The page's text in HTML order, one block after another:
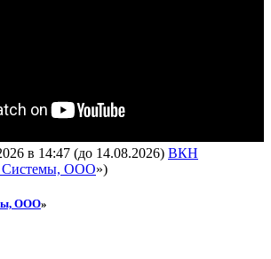
в 14:47 (до 14.08.2026) ВКН
ООО»)
ООО»